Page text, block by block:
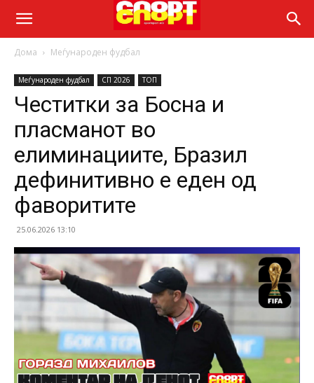
Дома Меѓународен фудбал
Меѓународен фудбал СП 2026 ТОП
Честитки за Босна и
пласманот во
елиминациите, Бразил
дефинитивно е еден од
фаворитите
25.06.2026 13:10